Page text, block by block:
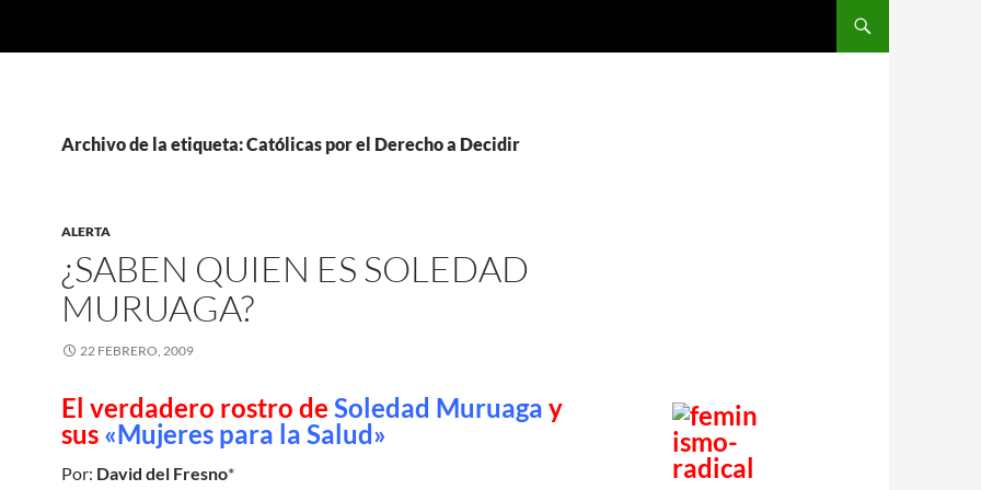
Archivo de la etiqueta: Católicas por el Derecho a Decidir
ALERTA
¿SABEN QUIEN ES SOLEDAD
MURUAGA?
22 FEBRERO, 2009
El verdadero rostro de Soledad Muruaga y
sus «Mujeres para la Salud»
Por: David del Fresno*